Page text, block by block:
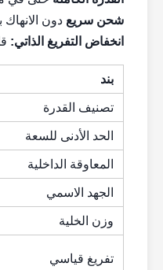
شحن سريع دون الانهاك
انخفاض التفريغ الذاتي:
بند
تصنيف القدرة
الحد الأدنى للسعة
المعاوقة الداخلية
الجهد الاسمي
وزن الخلية
تفريغ قياسي